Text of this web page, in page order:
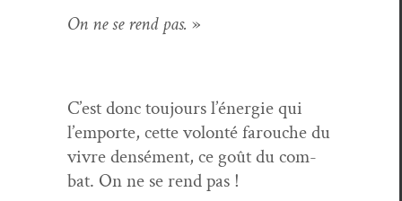
On ne se rend pas. »
C’est donc tou­jours l’énergie qui
l’emporte, cette volon­té farouche du
vivre den­sé­ment, ce goût du com­
bat. On ne se rend pas !